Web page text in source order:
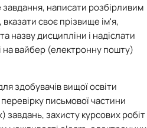
завдання, написати розбірливим
своє прізвище ім'я,
назву дисципліни і надіслати
на вайбер (електронну пошту)
здобувачів вищої освіти
письмової частини
завдань, захисту курсових робіт